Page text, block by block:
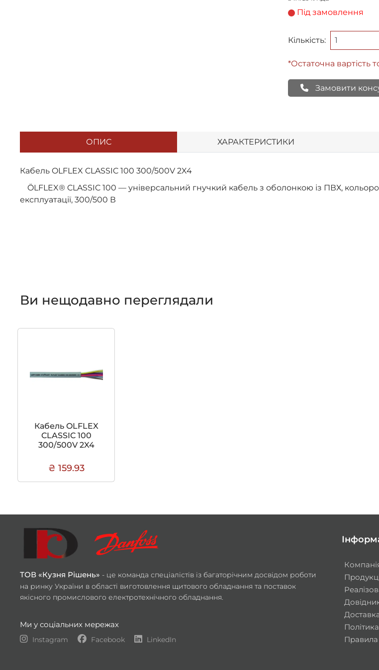
Під замовлення
Кількість:
*Остаточна вартість
Замовити
ОПИС ХАРАКТЕРИСТИКИ
Кабель OLFLEX CLASSIC 100 300/500V 2X4
ÖLFLEX® CLASSIC 100 — універсальний гнучкий кабель з оболонкою із ПВХ,
експлуатації, 300/500 В
Ви нещодавно переглядали
Кабель OLFLEX
CLASSIC 100
300/500V 2X4
₴ 159.93
ТОВ «Кузня Рішень» - це команда спеціалістів із багаторічним досвідом роботи
на ринку України в області виготовлення щитового обладнання та поставок
якісного промислового електротехнічного обладнання.
Ми у соціальних мережах
Instagram Facebook LinkedIn
Правила